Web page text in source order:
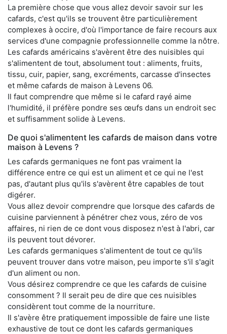
La première chose que vous allez devoir savoir sur les
cafards, c'est qu'ils se trouvent être particulièrement
complexes à occire, d'où l'importance de faire recours aux
services d'une compagnie professionnelle comme la nôtre.
Les cafards américains s'avèrent être des nuisibles qui
s'alimentent de tout, absolument tout : aliments, fruits,
tissu, cuir, papier, sang, excréments, carcasse d'insectes
et même cafards de maison à Levens 06.
Il faut comprendre que même si le cafard rayé aime
l'humidité, il préfère pondre ses œufs dans un endroit sec
et suffisamment solide à Levens.
De quoi s'alimentent les cafards de maison dans votre
maison à Levens ?
Les cafards germaniques ne font pas vraiment la
différence entre ce qui est un aliment et ce qui ne l'est
pas, d'autant plus qu'ils s'avèrent être capables de tout
digérer.
Vous allez devoir comprendre que lorsque des cafards de
cuisine parviennent à pénétrer chez vous, zéro de vos
affaires, ni rien de ce dont vous disposez n'est à l'abri, car
ils peuvent tout dévorer.
Les cafards germaniques s'alimentent de tout ce qu'ils
peuvent trouver dans votre maison, peu importe s'il s'agit
d'un aliment ou non.
Vous désirez comprendre ce que les cafards de cuisine
consomment ? Il serait peu de dire que ces nuisibles
considèrent tout comme de la nourriture.
Il s'avère être pratiquement impossible de faire une liste
exhaustive de tout ce dont les cafards germaniques